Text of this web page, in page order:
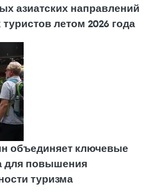
азиатских направлений
летом 2026 года
объединяет ключевые
для повышения
туризма